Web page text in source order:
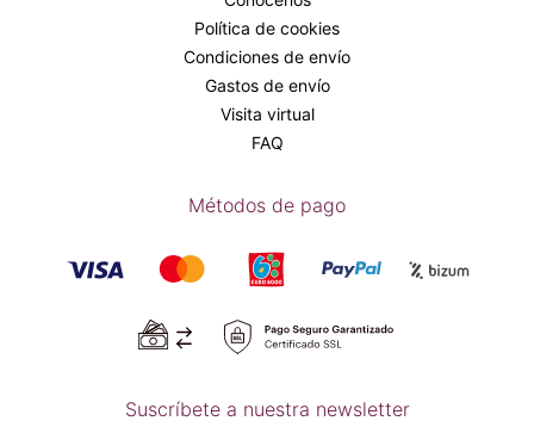
Política de cookies
Condiciones de envío
Gastos de envío
Visita virtual
FAQ
Métodos de pago
Suscríbete a nuestra newsletter